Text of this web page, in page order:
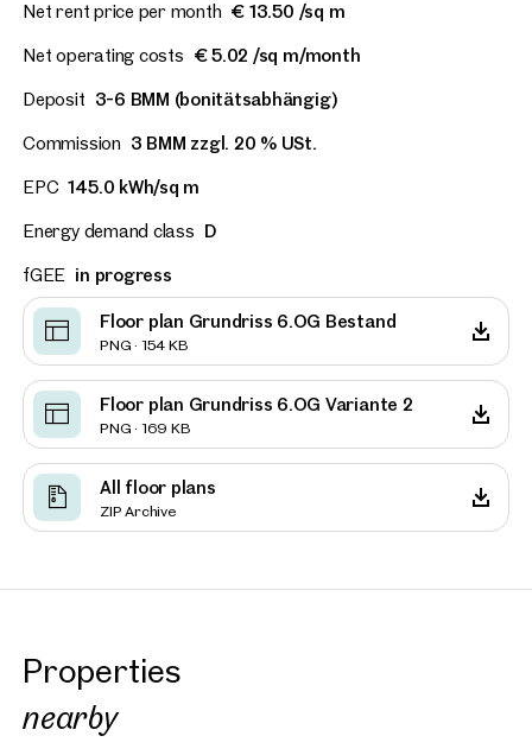
Net rent price per month € 13.50 /sq m
Net operating costs € 5.02 /sq m/month
Deposit 3-6 BMM (bonitätsabhängig)
Commission 3 BMM zzgl. 20 % USt.
EPC 145.0 kWh/sq m
Energy demand class D
fGEE in progress
Floor plan Grundriss 6.OG Bestand
PNG · 154 KB
Floor plan Grundriss 6.OG Variante 2
PNG · 169 KB
All floor plans
ZIP Archive
Properties
nearby